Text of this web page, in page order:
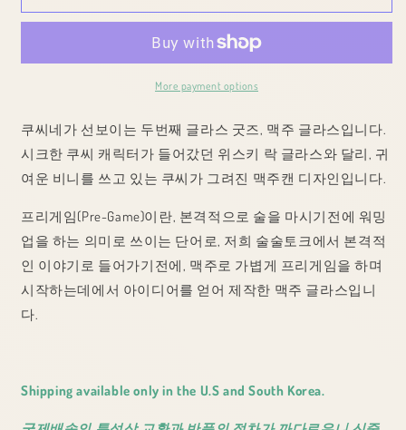
리
Glass
리
&quot;
Glass
More payment options
쿠씨네가 선보이는 두번째 글라스 굿즈, 맥주 글라스입니다.
시크한 쿠씨 캐릭터가 들어갔던 위스키 락 글라스와 달리, 귀
여운 비니를 쓰고 있는 쿠씨가 그려진 맥주캔 디자인입니다.
프리게임(Pre-Game)이란, 본격적으로 술을 마시기전에 워밍
업을 하는 의미로 쓰이는 단어로, 저희 술술토크에서 본격적
인 이야기로 들어가기전에, 맥주로 가볍게 프리게임을 하며
시작하는데에서 아이디어를 얻어 제작한 맥주 글라스입니
다.
Shipping available only in the U.S and South Korea.